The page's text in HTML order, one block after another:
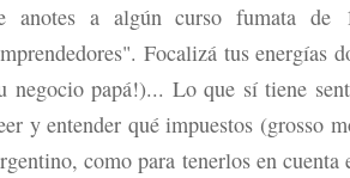
anotes a algún curso fumata de
Focalizá tus energías
negocio papá!)... Lo que sí tiene
y entender qué impuestos (grosso
como para tenerlos en